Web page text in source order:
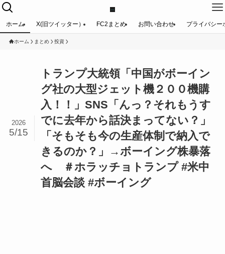
ホーム X(旧ツイッター） FC2まとめ お問い合わせ プライバシー
ホーム まとめ 投資
トランプ大統領「中国がボーイン
グ社の大型ジェット機２００機購
入！！」SNS「んっ？それもうす
でに去年から話決まってない？」
「そもそも今の生産体制で納入で
きるのか？」→ボーイング株暴落
へ ＃ホラッチョトランプ #米中
首脳会談 #ボーイング
2026
5/15